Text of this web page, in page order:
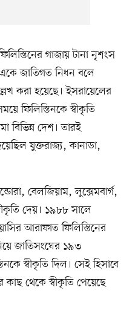
গাজায় টানা নৃশংস
একে জাতিগত নিধন বলে
করা হয়েছে। ইসরায়েলের
ফিলিস্তিনকে স্বীকৃতি
বিভিন্ন দেশ। তারই
যুক্তরাজ্য, কানাডা,
বেলজিয়াম, লুক্সেমবার্গ,
দেয়। ১৯৮৮ সালে
আরাফাত ফিলিস্তিনের
জাতিসংঘের ১৯৩
স্বীকৃতি দিল। সেই হিসাবে
কাছ থেকে স্বীকৃতি পেয়েছে